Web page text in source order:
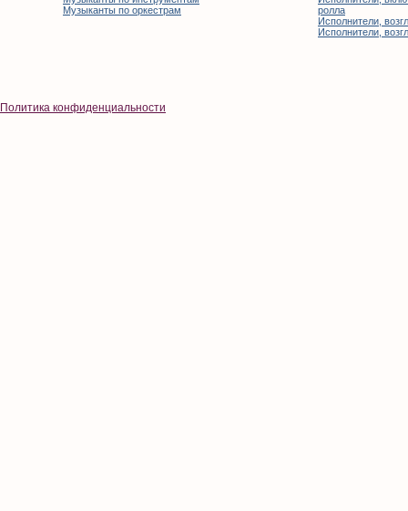
Музыканты по оркестрам
ролла
Исполнители,
Исполнители,
Политика конфиденциальности